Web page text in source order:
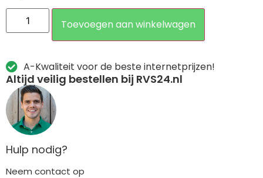
Toevoegen aan winkelwagen
A-Kwaliteit voor de beste internetprijzen!
Altijd veilig bestellen bij RVS24.nl
Hulp nodig?
Neem contact op